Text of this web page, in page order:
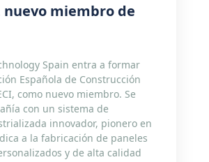
nuevo miembro de
Spain entra a formar
Española de Construcción
como nuevo miembro. Se
con un sistema de
innovador, pionero en
a la fabricación de paneles
y de alta calidad